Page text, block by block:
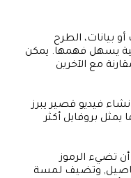
بيانات، الطرح
يسهل فهمها. يمكن
مع الآخرين
فيديو قصير يبرز
بروفايل أكثر
تضيء الرموز
وتضيف لمسة